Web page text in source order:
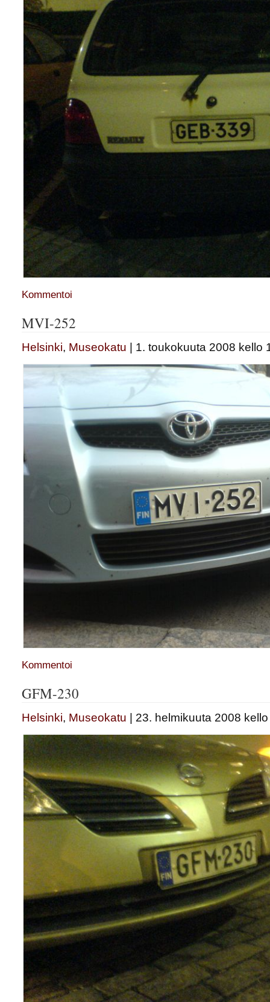
Kommentoi
MVI-252
Helsinki, Museokatu | 1. toukokuuta 2008 kello
Kommentoi
GFM-230
Helsinki, Museokatu | 23. helmikuuta 2008